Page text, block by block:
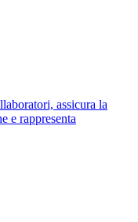
assicura la
e rappresenta